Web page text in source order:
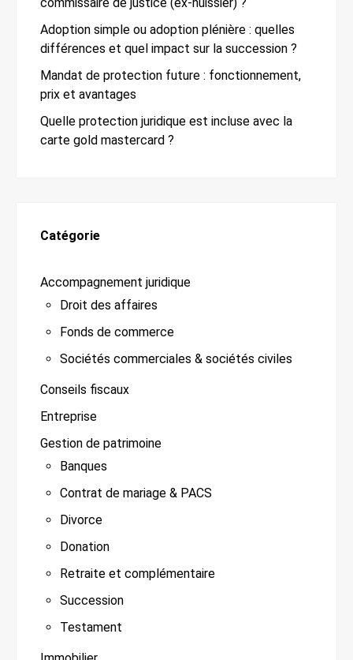
Adoption simple ou adoption plénière : quelles
différences et quel impact sur la succession ?
Mandat de protection future : fonctionnement,
prix et avantages
Quelle protection juridique est incluse avec la
carte gold mastercard ?
Catégorie
Accompagnement juridique
Droit des affaires
Fonds de commerce
Sociétés commerciales & sociétés civiles
Conseils fiscaux
Entreprise
Gestion de patrimoine
Banques
Contrat de mariage & PACS
Divorce
Donation
Retraite et complémentaire
Succession
Testament